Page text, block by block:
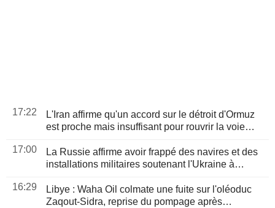
17:22
L'Iran affirme qu'un accord sur le détroit d'Ormuz
est proche mais insuffisant pour rouvrir la voie
17:00
La Russie affirme avoir frappé des navires et des
installations militaires soutenant l'Ukraine à
16:29
Libye : Waha Oil colmate une fuite sur l'oléoduc
Zaqout-Sidra, reprise du pompage après